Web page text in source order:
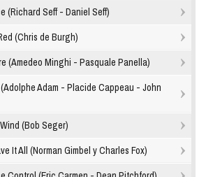
(Richard Seff - Daniel Seff)
(Chris de Burgh)
(Amedeo Minghi - Pasquale Panella)
Adam - Placide Cappeau - John
(Bob Seger)
It All (Norman Gimbel y Charles Fox)